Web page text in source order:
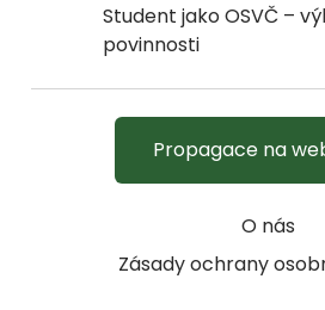
Student jako OSVČ –
povinnosti
O nás
Zásady ochrany
Propagace na